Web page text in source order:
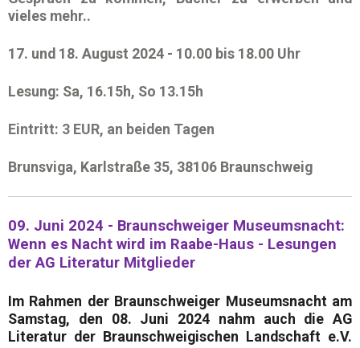
vieles mehr..
17. und 18. August 2024 - 10.00 bis 18.00 Uhr
Lesung: Sa, 16.15h, So 13.15h
Eintritt: 3 EUR, an beiden Tagen
Brunsviga, Karlstraße 35, 38106 Braunschweig
09. Juni 2024 - Braunschweiger Museumsnacht:
Wenn es Nacht wird im Raabe-Haus - Lesungen
der AG Literatur Mitglieder
Im Rahmen der Braunschweiger Museumsnacht am
Samstag, den 08. Juni 2024 nahm auch die AG
Literatur der Braunschweigischen Landschaft e.V.